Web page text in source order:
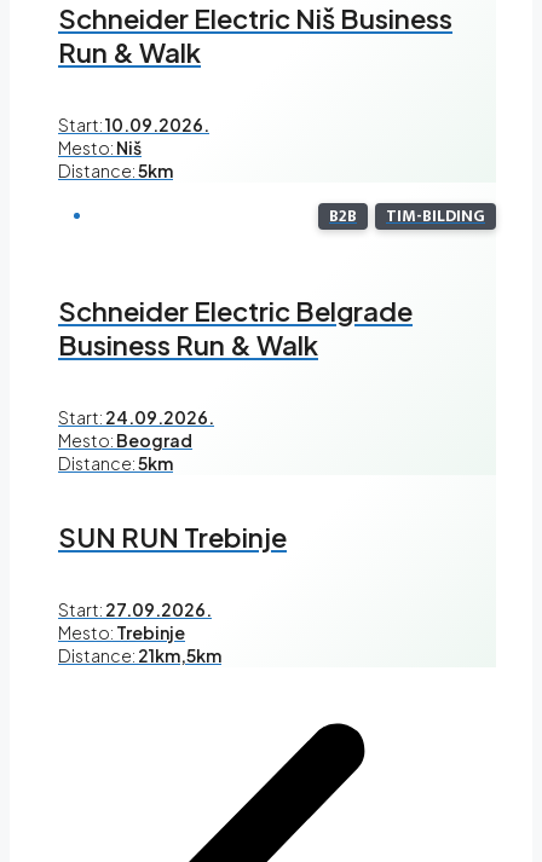
Schneider Electric Niš Business
Run & Walk
Start:10.09.2026.
Mesto: Niš
Distance:5km
B2B TIM-BILDING
Schneider Electric Belgrade
Business Run & Walk
Start: 24.09.2026.
Mesto: Beograd
Distance:5km
SUN RUN Trebinje
Start: 27.09.2026.
Mesto: Trebinje
Distance: 21km,5km